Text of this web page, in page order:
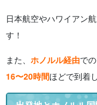
日本航空やハワイアン
す！
また、 ホノルル経由で
16〜20時間ほどで到着